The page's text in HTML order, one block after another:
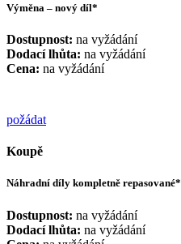
Výměna – nový díl*
Dostupnost: na vyžádání
Dodací lhůta: na vyžádání
Cena: na vyžádání
požádat
Koupě
Náhradní díly kompletně repasované*
Dostupnost: na vyžádání
Dodací lhůta: na vyžádání